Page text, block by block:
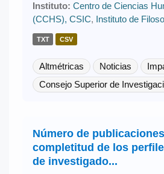
Instituto: Centro de Ciencias
(CCHS), CSIC, Instituto de
TXT CSV
Altmétricas Noticias
Consejo Superior de
Número de
completitud de los
de investigado...